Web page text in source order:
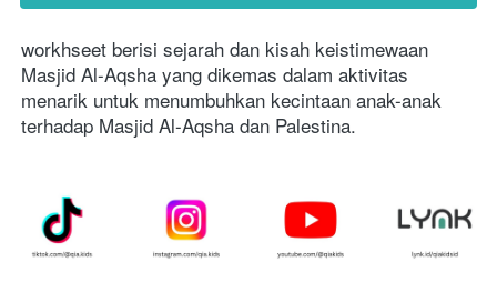
workhseet berisi sejarah dan kisah keistimewaan
Masjid Al-Aqsha yang dikemas dalam aktivitas
menarik untuk menumbuhkan kecintaan anak-anak
terhadap Masjid Al-Aqsha dan Palestina.